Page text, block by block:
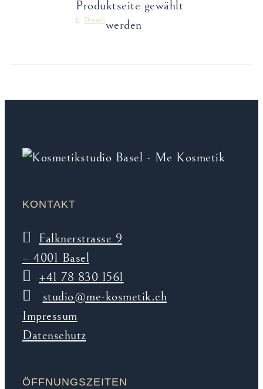
Produktseite gewählt
werden
Details
KONTAKT
Falknerstrasse 9
– 4001 Basel
+41 78 830 1561
studio@me-kosmetik.ch
Impressum
Datenschutz
ÖFFNUNGSZEITEN